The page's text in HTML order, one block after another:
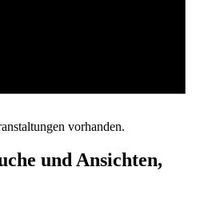
vorhanden.
und Ansichten,